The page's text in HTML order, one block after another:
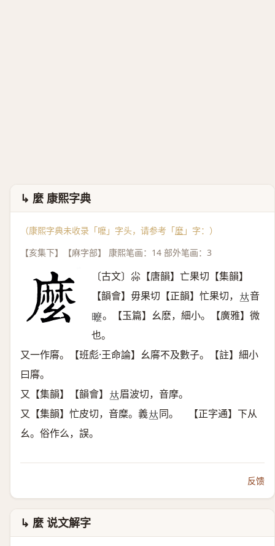
↳ 麼 康熙字典
（康熙字典未收录「嚒」字头，请参考「麼 」字：）
【亥集下】【麻字部】 康熙笔画：14 部外笔画：3
〔古文〕尛【唐韻】亡果切【集韻】
【韻會】毋果切【正韻】忙果切， 𠀤音
𣋟 。【玉篇】幺麽，細小。【廣雅】微
也。
又一作䯢。【班彪·王命論】幺䯢不及數子。【註】細小
曰䯢。
又【集韻】【韻會】 𠀤眉波切，音摩。
又【集韻】忙皮切，音糜。義𠀤同。 【正字通】下从
幺。俗作么，誤。
反馈
↳ 麼 说文解字